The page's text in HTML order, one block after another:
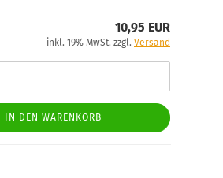
10,95 EUR
inkl. 19% MwSt. zzgl. Versand
IN DEN WARENKORB